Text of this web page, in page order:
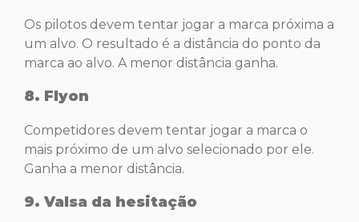
Os pilotos devem tentar jogar a marca próxima a
um alvo. O resultado é a distância do ponto da
marca ao alvo. A menor distância ganha.
8. Flyon
Competidores devem tentar jogar a marca o
mais próximo de um alvo selecionado por ele.
Ganha a menor distância.
9. Valsa da hesitação